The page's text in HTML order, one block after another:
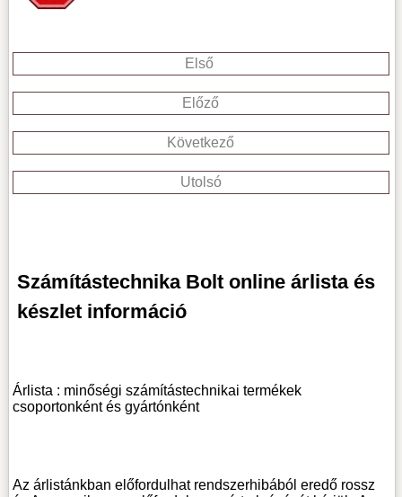
Első
Előző
Következő
Utolsó
Számítástechnika Bolt online árlista és
készlet információ
Árlista : minőségi számítástechnikai termékek
csoportonként és gyártónként
Az árlistánkban előfordulhat rendszerhibából eredő rossz